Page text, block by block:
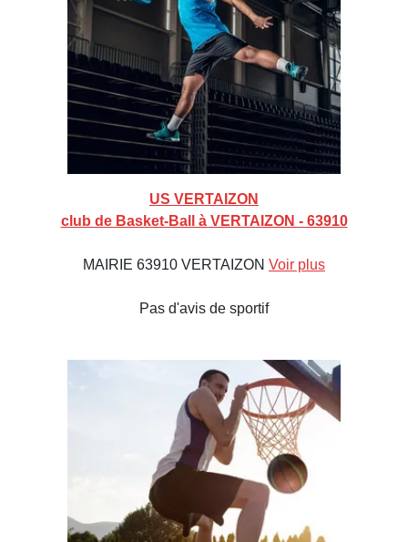
US VERTAIZON
club de Basket-Ball à VERTAIZON - 63910
MAIRIE 63910 VERTAIZON Voir plus
Pas d'avis de sportif